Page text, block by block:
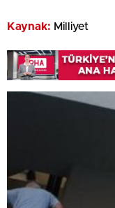
Kaynak: Milliyet